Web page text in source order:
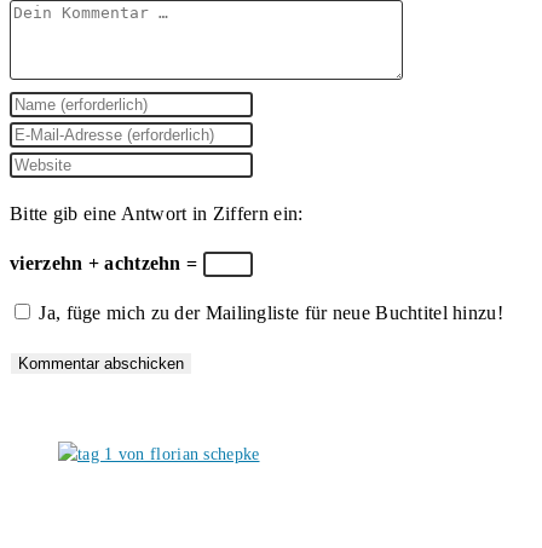
Kommentar
Gib
deinen
Namen
Benutzernamen
zum
ein
Gib
deine
Mail-
Adresse
Kommentieren
Gib
Website-
URL
(optional)
Bitte gib eine Antwort in Ziffern ein:
vierzehn + achtzehn =
Ja, füge mich zu der Mailingliste für neue Buchtitel hinzu!